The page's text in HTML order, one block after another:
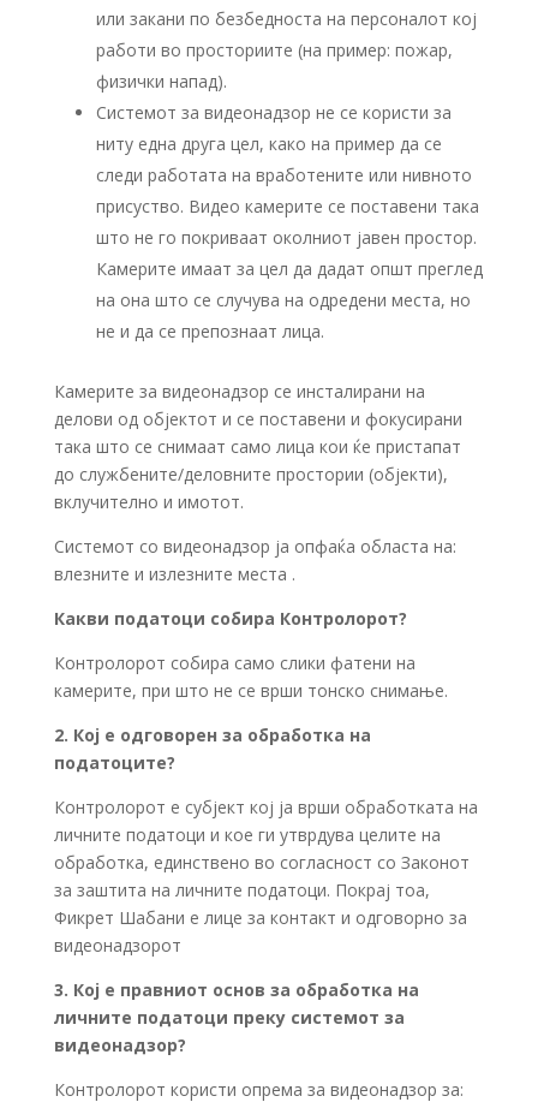
или закани по безбедноста на персоналот кој
работи во просториите (на пример: пожар,
физички напад).
Системот за видеонадзор не се користи за
ниту една друга цел, како на пример да се
следи работата на вработените или нивното
присуство. Видео камерите се поставени така
што не го покриваат околниот јавен простор.
Камерите имаат за цел да дадат општ преглед
на она што се случува на одредени места, но
не и да се препознаат лица.
Камерите за видеонадзор се инсталирани на
делови од објектот и се поставени и фокусирани
така што се снимаат само лица кои ќе пристапат
до службените/деловните простории (објекти),
вклучително и имотот.
Системот со видеонадзор ја опфаќа областа на:
влезните и излезните места .
Какви податоци собира Контролорот?
Контролорот собира само слики фатени на
камерите, при што не се врши тонско снимање.
2. Кој е одговорен за обработка на
податоците?
Контролорот е субјект кој ја врши обработката на
личните податоци и кое ги утврдува целите на
обработка, единствено во согласност со Законот
за заштита на личните податоци. Покрај тоа,
Фикрет Шабани е лице за контакт и одговорно за
видеонадзорот
3. Кој е правниот основ за обработка на
личните податоци преку системот за
видеонадзор?
Контролорот користи опрема за видеонадзор за: